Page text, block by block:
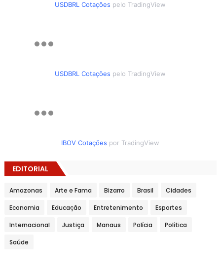
USDBRL Cotações pelo TradingView
USDBRL Cotações pelo TradingView
IBOV Cotações por TradingView
EDITORIAL
Amazonas Arte e Fama Bizarro Brasil Cidades
Economia Educação Entretenimento Esportes
Internacional Justiça Manaus Polícia Política
Saúde